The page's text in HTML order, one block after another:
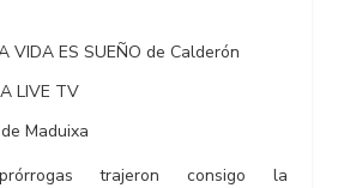
VIDA ES SUEÑO de Calderón
LIVE TV
Maduixa
trajeron consigo la